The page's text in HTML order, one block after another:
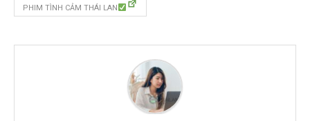
PHIM TÌNH CẢM THÁI LAN